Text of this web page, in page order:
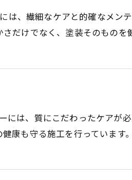
は、繊細なケアと的確なメン
だけでなく、塗装そのものを
には、質にこだわったケアが
康も守る施工を行っています